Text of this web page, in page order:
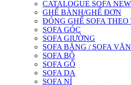
CATALOGUE SOFA
GHẾ BÀNH/GHẾ ĐƠN
ĐÓNG GHẾ SOFA
SOFA GÓC
SOFA GIƯỜNG
SOFA BĂNG / SOFA
SOFA BỘ
SOFA GỖ
SOFA DA
SOFA NỈ